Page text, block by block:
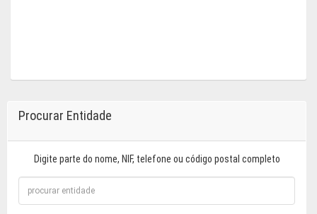
Procurar Entidade
Digite parte do nome, NIF, telefone ou código postal completo